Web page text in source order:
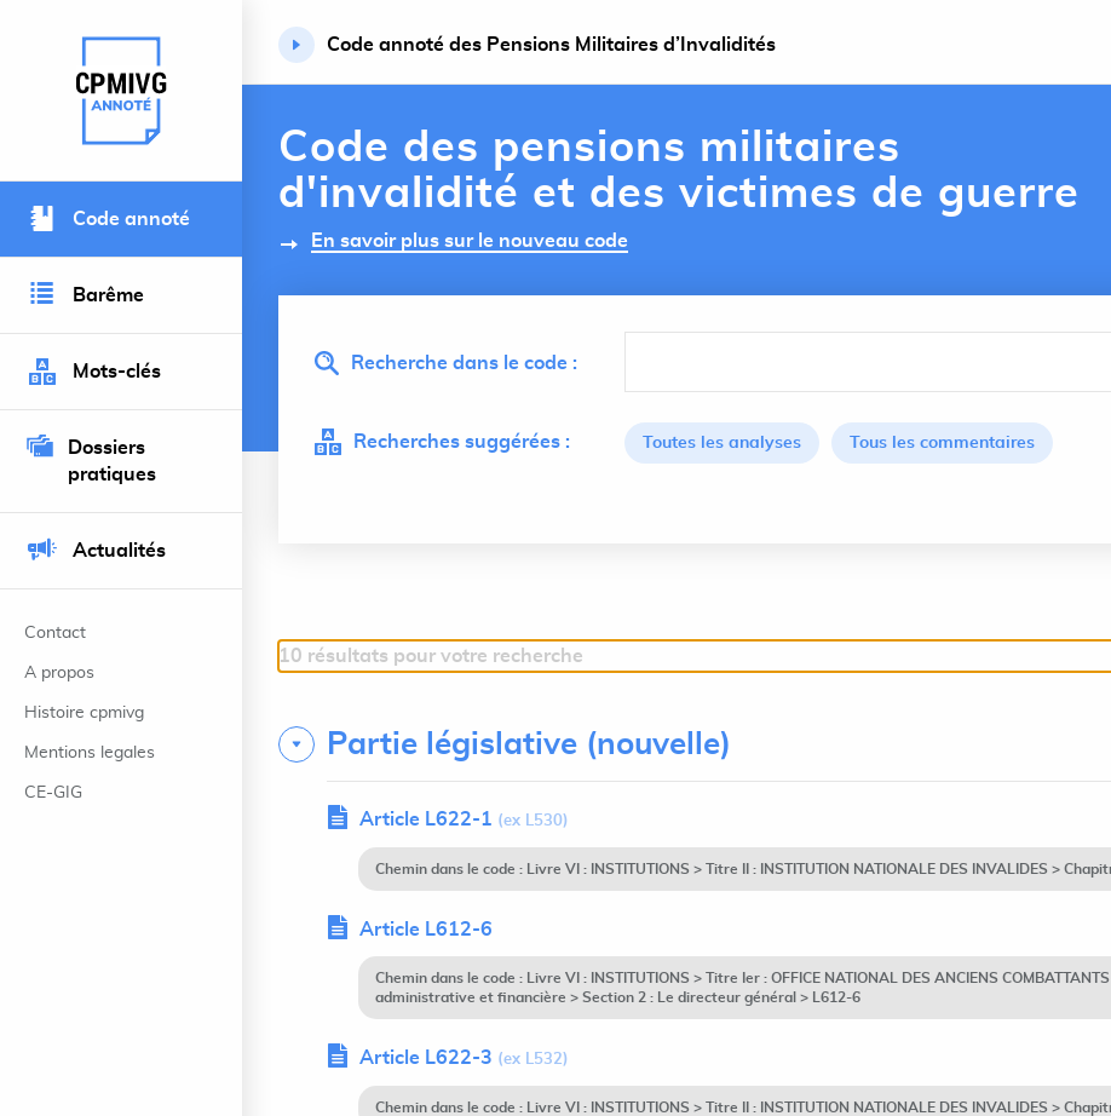
Retour à l’accueil du site
Code annoté
Barême
Mots-clés
Dossiers
pratiques
Actualités
Contact
A propos
Histoire cpmivg
Mentions legales
CE-GIG
Code annoté des Pensions Militaires d’Invalidités
Code des pensions militaires
d'invalidité et des victimes de guerre
En savoir plus sur le nouveau code
Recherche dans le code :
Recherches suggérées : Toutes les analyses Tous les commentaires
10 résultats pour votre recherche
Partie législative (nouvelle)
Article L622-1 (ex L530)
Chemin dans le code : Livre VI : INSTITUTIONS > Titre II : INSTITUTION NATIONALE DES INVALIDES >
Article L612-6
Chemin dans le code : Livre VI : INSTITUTIONS > Titre Ier : OFFICE NATIONAL DES ANCIENS
administrative et financière > Section 2 : Le directeur général > L612-6
Article L622-3 (ex L532)
Chemin dans le code : Livre VI : INSTITUTIONS > Titre II : INSTITUTION NATIONALE DES INVALIDES >